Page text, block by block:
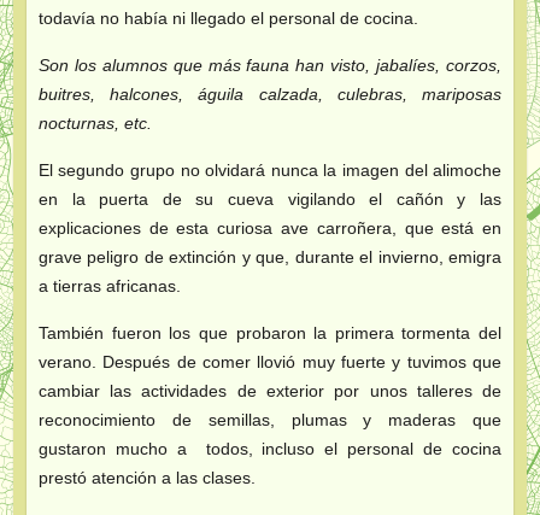
todavía no había ni llegado el personal de cocina.
Son los alumnos que más fauna han visto, jabalíes, corzos,
buitres, halcones, águila calzada, culebras, mariposas
nocturnas, etc.
El segundo grupo no olvidará nunca la imagen del alimoche
en la puerta de su cueva vigilando el cañón y las
explicaciones de esta curiosa ave carroñera, que está en
grave peligro de extinción y que, durante el invierno, emigra
a tierras africanas.
También fueron los que probaron la primera tormenta del
verano. Después de comer llovió muy fuerte y tuvimos que
cambiar las actividades de exterior por unos talleres de
reconocimiento de semillas, plumas y maderas que
gustaron mucho a todos, incluso el personal de cocina
prestó atención a las clases.